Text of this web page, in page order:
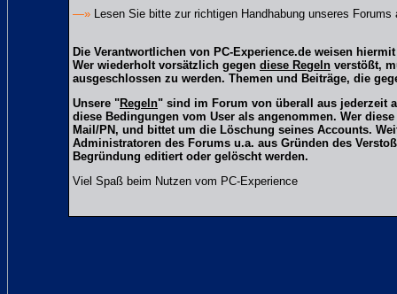
—» Lesen Sie bitte zur richtigen Handhabung unseres Forums
Die Verantwortlichen von PC-Experience.de weisen
Wer wiederholt vorsätzlich gegen diese Regeln verstößt,
ausgeschlossen zu werden. Themen und Beiträge, die
Unsere "Regeln" sind im Forum von überall aus jederzeit
diese Bedingungen vom User als angenommen. Wer
Mail/PN, und bittet um die Löschung seines Accounts.
Administratoren des Forums u.a. aus Gründen des
Begründung editiert oder gelöscht werden.
Viel Spaß beim Nutzen vom PC-Experience